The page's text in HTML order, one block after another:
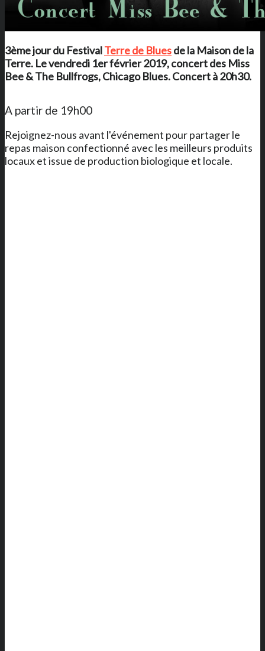
3ème jour du FestivalTerre de Bluesdela Maison de la
Terre. Le vendredi 1er février 2019, concert des Miss
Bee & The Bullfrogs, Chicago Blues. Concert à 20h30.
A partir de 19h00
Rejoignez-nous avant l'événement pour partager le
repas maison confectionné avec les meilleurs produits
locaux et issue de production biologique et locale.